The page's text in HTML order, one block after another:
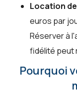
Location
euros par
Réserver à
fidélité peut
Pourquoi